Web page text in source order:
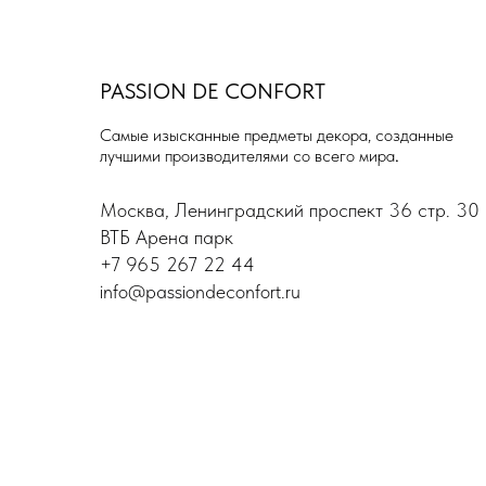
PASSION DE CONFORT
Самые изысканные предметы декора, созданные
лучшими производителями со всего мира.
Москва, Ленинградский проспект 36 стр. 30
ВТБ Арена парк
+7 965 267 22 44
info@passiondeconfort.ru